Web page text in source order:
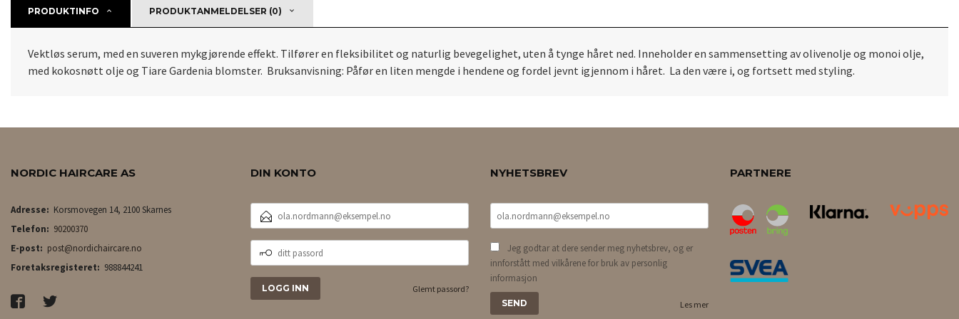
PRODUKTINFO PRODUKTANMELDELSER (0)
Vektløs serum, med en suveren mykgjørende effekt. Tilfører en fleksibilitet og naturlig bevegelighet, uten å tynge håret ned. Inneholder en sammensetting av olivenolje og monoi olje,
med kokosnøtt olje og Tiare Gardenia blomster. Bruksanvisning: Påfør en liten mengde i hendene og fordel jevnt igjennom i håret. La den være i, og fortsett med styling.
NORDIC HAIRCARE AS
Adresse: Korsmovegen 14, 2100 Skarnes
Telefon: 90200370
E-post: post@nordichaircare.no
Foretaksregisteret: 988844241
DIN KONTO
POSTADRESSE
PASSORD
Glemt passord?
NYHETSBREV
Jeg godtar at dere sender meg nyhetsbrev, og er
innforstått med vilkårene for bruk av personlig
informasjon
Les mer
PARTNERE